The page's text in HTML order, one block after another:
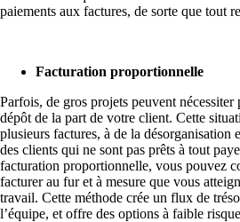
paiements aux factures, de sorte que tout
Facturation proportionnelle
Parfois, de gros projets peuvent nécessiter
dépôt de la part de votre client. Cette
plusieurs factures, à de la désorganisation
des clients qui ne sont pas prêts à tout
facturation proportionnelle, vous pouvez
facturer au fur et à mesure que vous
travail. Cette méthode crée un flux de
l’équipe, et offre des options à faible